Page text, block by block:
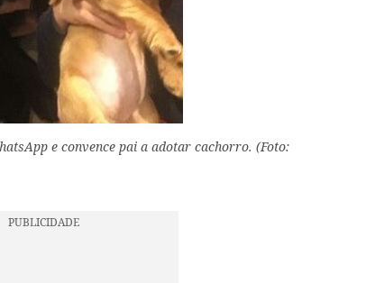
e convence pai a adotar cachorro. (Foto: